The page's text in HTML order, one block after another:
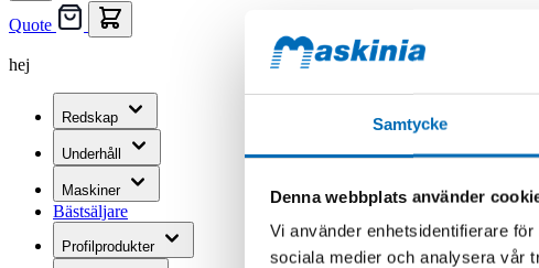
Samtycke
Denna webbplats använder
Vi använder enhetsidentifierare
sociala medier och analysera vår
Quote
hej
Redskap
Underhåll
Maskiner
Bästsäljare
Profilprodukter